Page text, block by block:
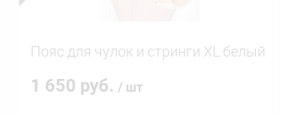
Пояс для чулок и стринги ХL белый
1 650 руб. / шт